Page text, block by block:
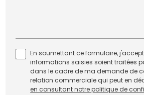
En soumettant ce formulaire,
informations saisies soient traitées
dans le cadre de ma demande de
relation commerciale qui peut en
en consultant notre politique de